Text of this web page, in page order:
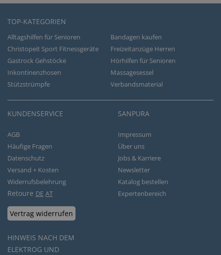
TOP-KATEGORIEN
Alltagshilfen für Senioren
Bandagen kaufen
Christopeit Sport Fitnessgeräte
Freizeitanzüge Herren
Gastrock Gehstöcke
Hörhilfen für Senioren
Inkontinenzhosen
Massagesessel
Stützstrümpfe
Verbandsmaterial
KUNDENSERVICE
AGB
Häufige Fragen
Datenschutz
Versand + Kosten
Widerrufsbelehrung
Retoure DE AT
Vertrag widerrufen
HINWEIS NACH DEM
ELEKTROG UND
SANPURA
Impressum
Über uns
Jobs & Karriere
Newsletter
Katalog bestellen
Expertenbereich